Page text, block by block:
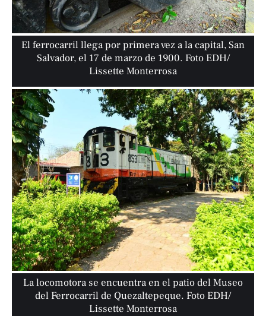
El ferrocarril llega por primera vez a la capital, San
Salvador, el 17 de marzo de 1900. Foto EDH/
Lissette Monterrosa
La locomotora se encuentra en el patio del Museo
del Ferrocarril de Quezaltepeque. Foto EDH/
Lissette Monterrosa